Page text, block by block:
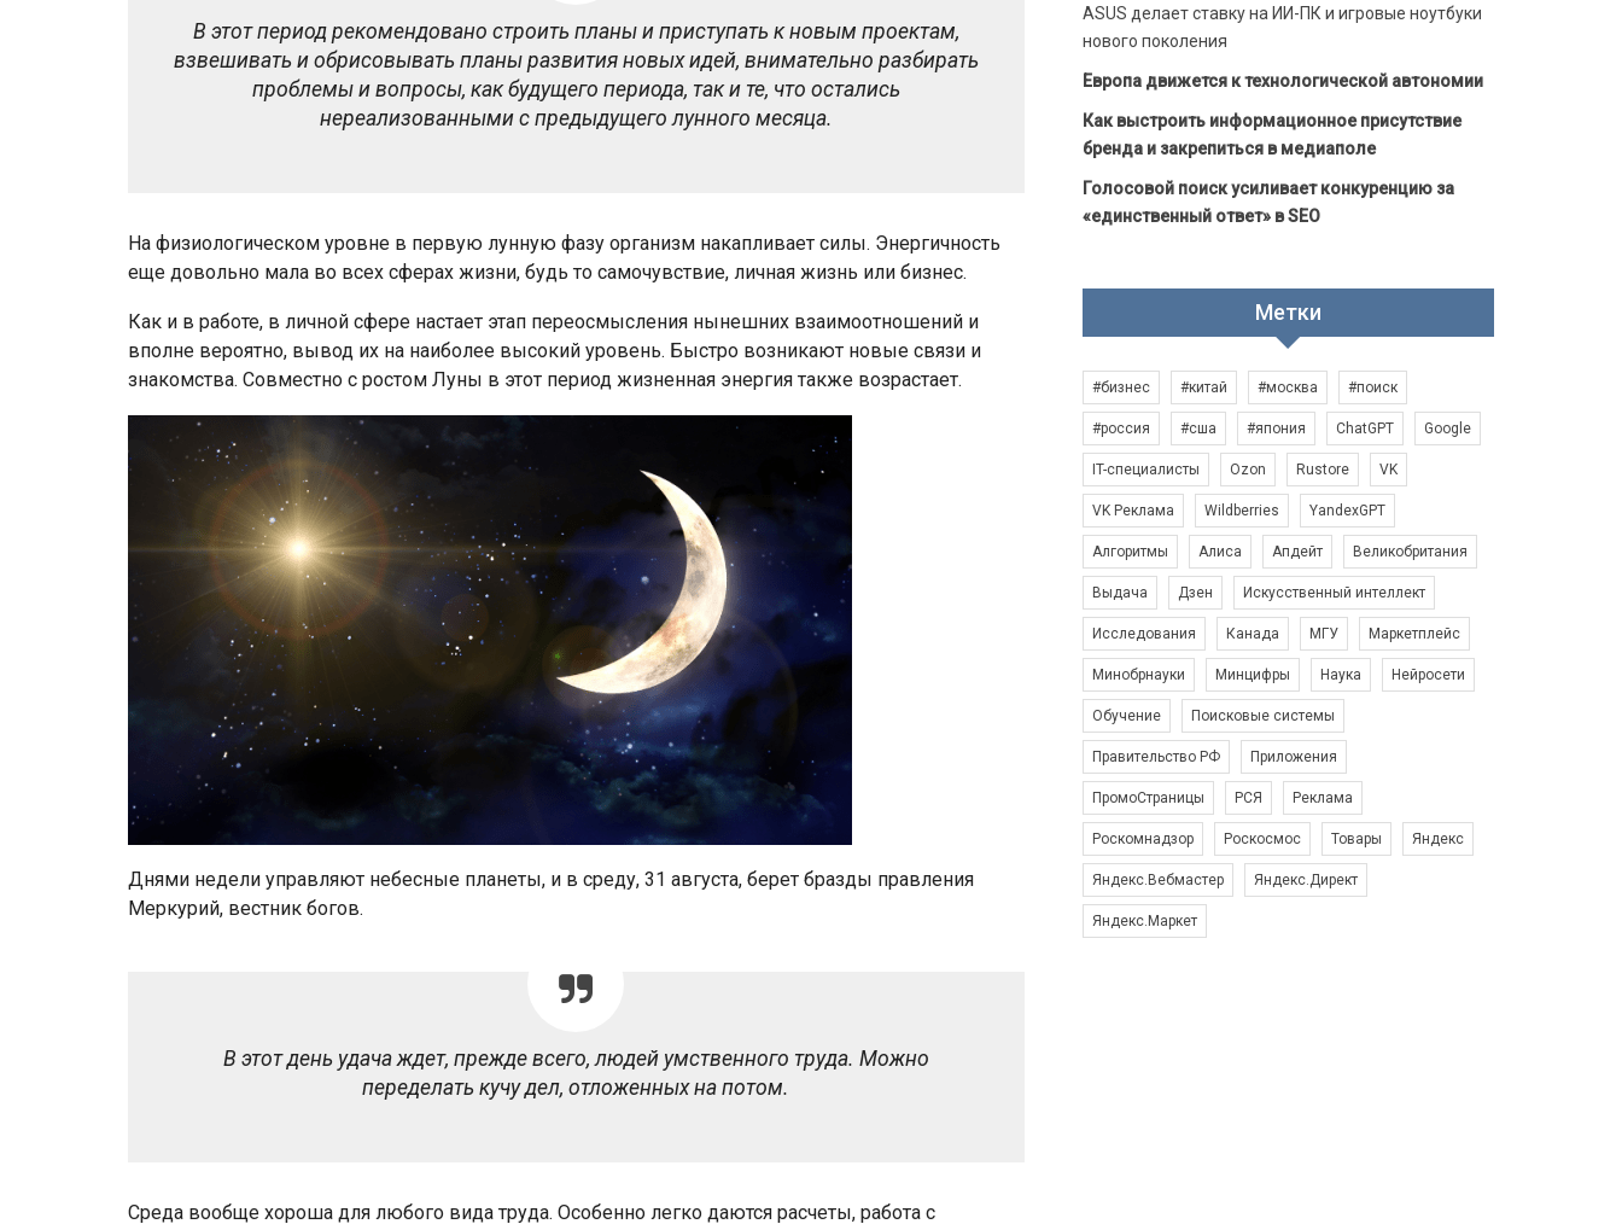
В этот период рекомендовано строить планы и приступать к новым проектам,
взвешивать и обрисовывать планы развития новых идей, внимательно разбирать
проблемы и вопросы, как будущего периода, так и те, что остались
нереализованными с предыдущего лунного месяца.
На физиологическом уровне в первую лунную фазу организм накапливает силы. Энергичность
еще довольно мала во всех сферах жизни, будь то самочувствие, личная жизнь или бизнес.
Как и в работе, в личной сфере настает этап переосмысления нынешних взаимоотношений и
вполне вероятно, вывод их на наиболее высокий уровень. Быстро возникают новые связи и
знакомства. Совместно с ростом Луны в этот период жизненная энергия также возрастает.
Днями недели управляют небесные планеты, и в среду, 31 августа, берет бразды правления
Меркурий, вестник богов.
В этот день удача ждет, прежде всего, людей умственного труда. Можно
переделать кучу дел, отложенных на потом.
Среда вообще хороша для любого вида труда. Особенно легко даются расчеты, работа с
ASUS делает ставку на ИИ-ПК и игровые ноутбуки
нового поколения
Европа движется к технологической автономии
Как выстроить информационное присутствие
бренда и закрепиться в медиаполе
Голосовой поиск усиливает конкуренцию за
«единственный ответ» в SEO
Метки
#бизнес #китай #москва #поиск
#россия #сша #япония ChatGPT Google
IT-специалисты Ozon Rustore VK
VK Реклама Wildberries YandexGPT
Алгоритмы Алиса Апдейт Великобритания
Выдача Дзен Искусственный интеллект
Исследования Канада МГУ Маркетплейс
Минобрнауки Минцифры Наука Нейросети
Обучение Поисковые системы
Правительство РФ Приложения
ПромоСтраницы РСЯ Реклама
Роскомнадзор Роскосмос Товары Яндекс
Яндекс.Вебмастер Яндекс.Директ
Яндекс.Маркет